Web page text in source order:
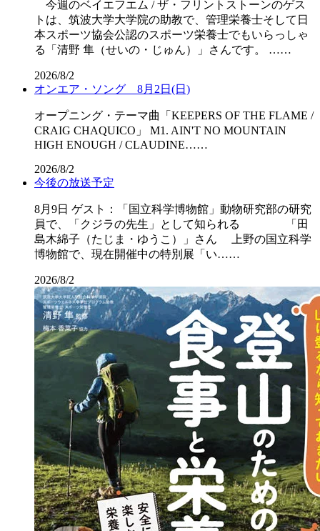
今週のベイエフエム / ザ・フリントストーンのゲス
トは、筑波大学大学院の助教で、管理栄養士そして日
本スポーツ協会公認のスポーツ栄養士でもいらっしゃ
る「清野 隼（せいの・じゅん）」さんです。 ……
2026/8/2
オンエア・ソング 8月2日(日)
オープニング・テーマ曲「KEEPERS OF THE FLAME /
CRAIG CHAQUICO」 M1. AIN'T NO MOUNTAIN
HIGH ENOUGH / CLAUDINE……
2026/8/2
今後の放送予定
8月9日 ゲスト：「国立科学博物館」動物研究部の研究
員で、「クジラの先生」として知られる 「田
島木綿子（たじま・ゆうこ）」さん 上野の国立科学
博物館で、現在開催中の特別展「い……
2026/8/2